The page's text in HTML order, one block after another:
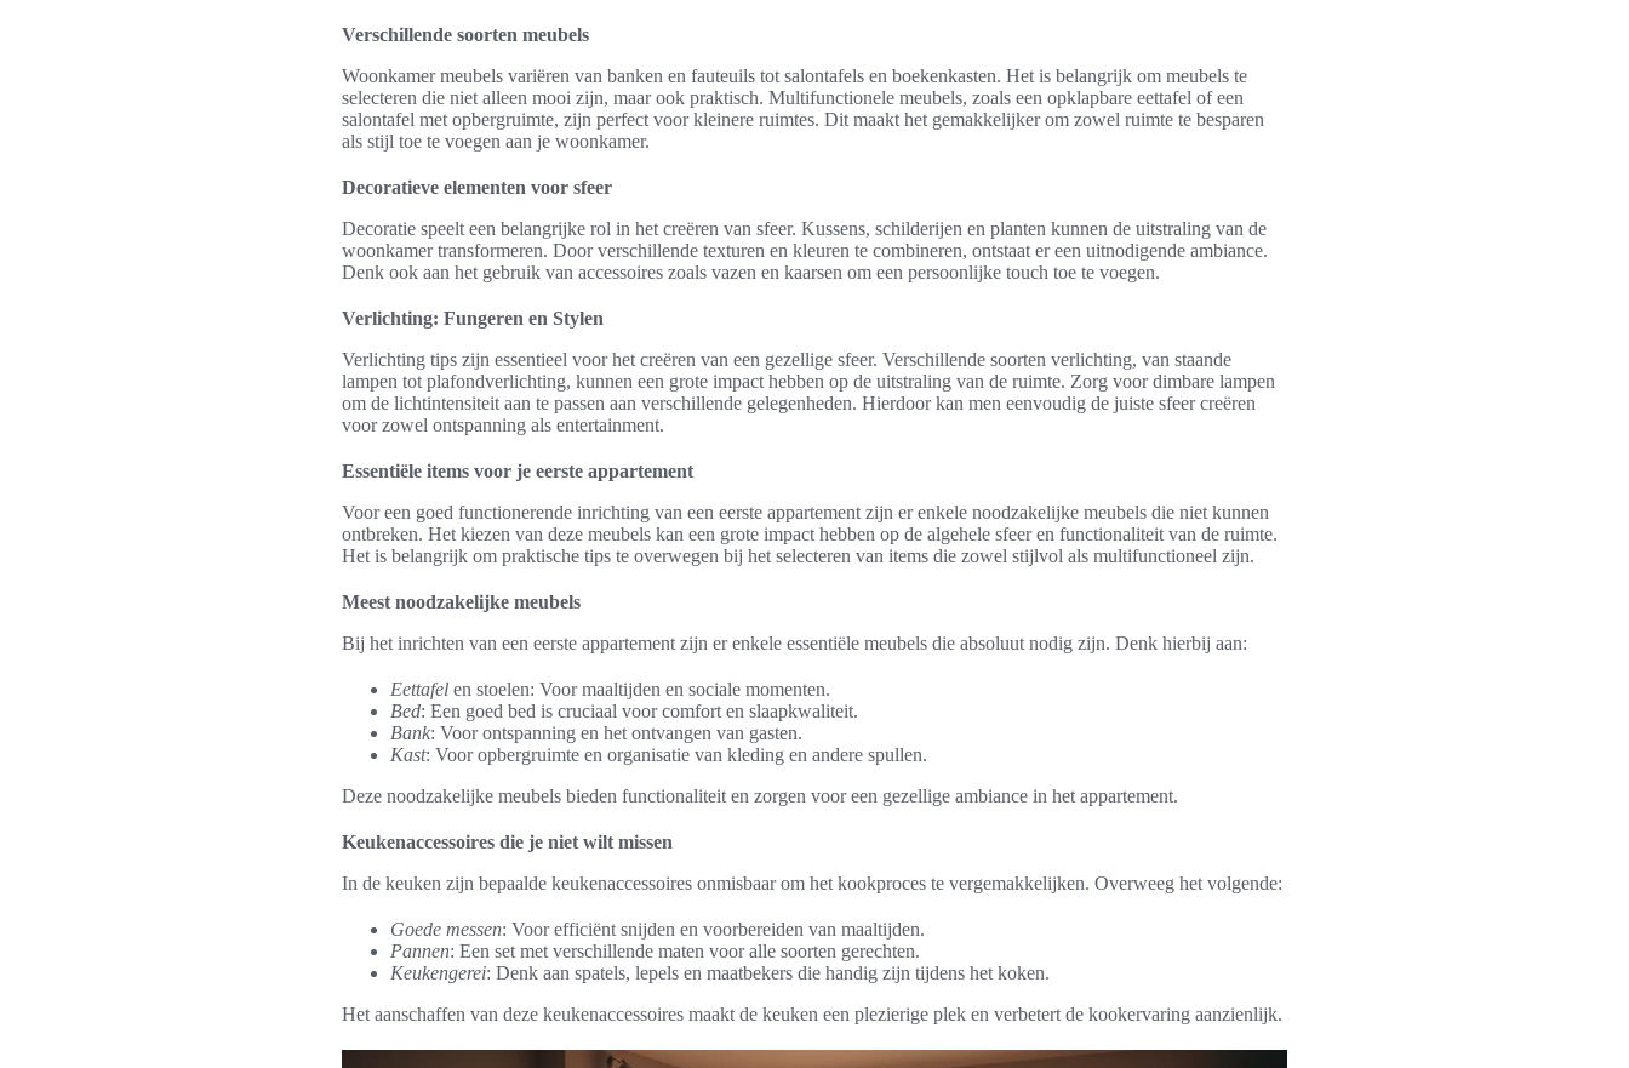
Verschillende soorten meubels
Woonkamer meubels variëren van banken en fauteuils tot salontafels en boekenkasten. Het is belangrijk om meubels te
selecteren die niet alleen mooi zijn, maar ook praktisch. Multifunctionele meubels, zoals een opklapbare eettafel of een
salontafel met opbergruimte, zijn perfect voor kleinere ruimtes. Dit maakt het gemakkelijker om zowel ruimte te besparen
als stijl toe te voegen aan je woonkamer.
Decoratieve elementen voor sfeer
Decoratie speelt een belangrijke rol in het creëren van sfeer. Kussens, schilderijen en planten kunnen de uitstraling van de
woonkamer transformeren. Door verschillende texturen en kleuren te combineren, ontstaat er een uitnodigende ambiance.
Denk ook aan het gebruik van accessoires zoals vazen en kaarsen om een persoonlijke touch toe te voegen.
Verlichting: Fungeren en Stylen
Verlichting tips zijn essentieel voor het creëren van een gezellige sfeer. Verschillende soorten verlichting, van staande
lampen tot plafondverlichting, kunnen een grote impact hebben op de uitstraling van de ruimte. Zorg voor dimbare lampen
om de lichtintensiteit aan te passen aan verschillende gelegenheden. Hierdoor kan men eenvoudig de juiste sfeer creëren
voor zowel ontspanning als entertainment.
Essentiële items voor je eerste appartement
Voor een goed functionerende inrichting van een eerste appartement zijn er enkele noodzakelijke meubels die niet kunnen
ontbreken. Het kiezen van deze meubels kan een grote impact hebben op de algehele sfeer en functionaliteit van de ruimte.
Het is belangrijk om praktische tips te overwegen bij het selecteren van items die zowel stijlvol als multifunctioneel zijn.
Meest noodzakelijke meubels
Bij het inrichten van een eerste appartement zijn er enkele essentiële meubels die absoluut nodig zijn. Denk hierbij aan:
Eettafel en stoelen: Voor maaltijden en sociale momenten.
Bed: Een goed bed is cruciaal voor comfort en slaapkwaliteit.
Bank: Voor ontspanning en het ontvangen van gasten.
Kast: Voor opbergruimte en organisatie van kleding en andere spullen.
Deze noodzakelijke meubels bieden functionaliteit en zorgen voor een gezellige ambiance in het appartement.
Keukenaccessoires die je niet wilt missen
In de keuken zijn bepaalde keukenaccessoires onmisbaar om het kookproces te vergemakkelijken. Overweeg het volgende:
Goede messen: Voor efficiënt snijden en voorbereiden van maaltijden.
Pannen: Een set met verschillende maten voor alle soorten gerechten.
Keukengerei: Denk aan spatels, lepels en maatbekers die handig zijn tijdens het koken.
Het aanschaffen van deze keukenaccessoires maakt de keuken een plezierige plek en verbetert de kookervaring aanzienlijk.